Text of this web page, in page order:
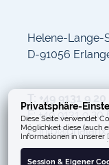
Helene-Lange-
D-91056
F: +49 9131 9
E:
Privatsphäre-
Diese Seite verwendet
Möglichkeit diese (auch
Informationen in unserer
Session & Eigener